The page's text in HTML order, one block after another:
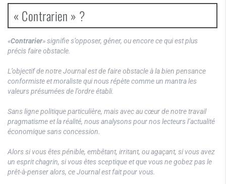
« Contrarien » ?
«Contrarier» signifie s’opposer, gêner, ou encore ce qui est plus
précis faire obstacle.
L’objectif de notre Journal est de faire obstacle à la bien pensance
conformiste et moraliste qui nous répète comme un mantra les
valeurs présumées de l’ordre établi.
Sans ligne politique particulière, mais avec au cœur de notre travail
pragmatisme et la réalité, nous analysons pour nos lecteurs l’actualité
économique sans concession.
Alors si vous êtes pénible, embêtant, irritant, ou agaçant, si vous avez
un esprit chagrin, si vous êtes sceptique et que vous ne gobez pas le
prêt-à-penser alors, ce Journal est fait pour vous.